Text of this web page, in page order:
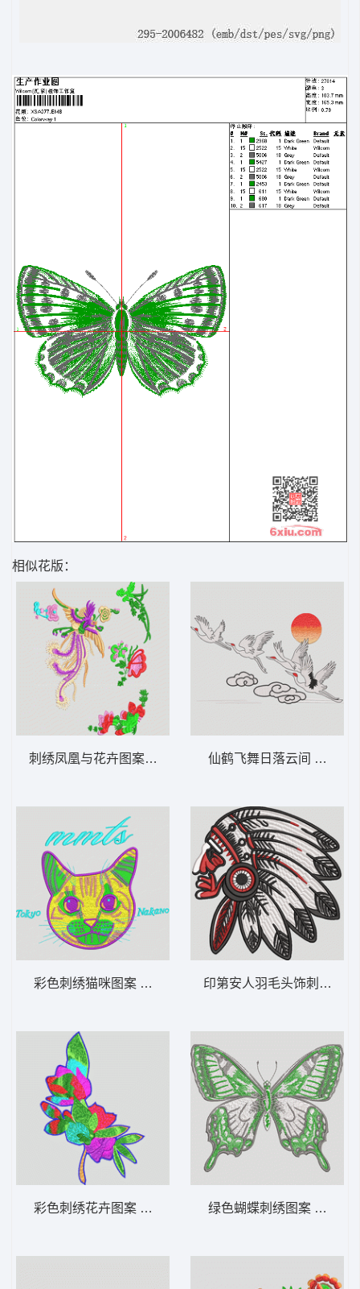
相似花版：
刺绣凤凰与花卉图案 凤凰
彩色刺绣猫咪图案 猫头
彩色刺绣花卉图案 靓花
仙鹤飞舞日落云间 鹤 红日
印第安人羽毛头饰刺绣 骷
绿色蝴蝶刺绣图案 蝴蝶